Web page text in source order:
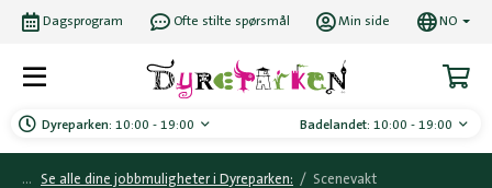
Dyreparken: 10:00 - 19:00 Badelandet: 10:00 - 19:00
Dagsprogram Ofte stilte spørsmål Min side NO
Se alle dine jobbmuligheter i Dyreparken: / Scenevakt